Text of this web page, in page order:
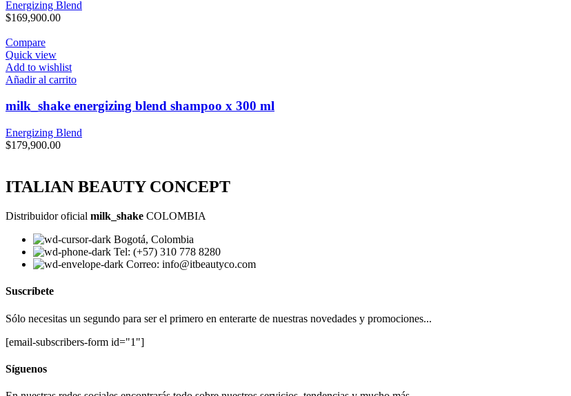
Energizing Blend
$169,900.00
Compare
Quick view
Add to wishlist
Añadir al carrito
milk_shake energizing blend shampoo x 300 ml
Energizing Blend
$179,900.00
ITALIAN BEAUTY CONCEPT
Distribuidor oficial milk_shake COLOMBIA
Bogotá, Colombia
Tel: (+57) 310 778 8280
Correo: info@itbeautyco.com
Suscríbete
Sólo necesitas un segundo para ser el primero en enterarte de nuestras novedades y promociones...
[email-subscribers-form id="1"]
Síguenos